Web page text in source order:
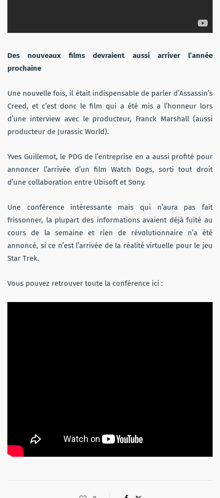
Des nouveaux films devraient aussi arriver l’année
prochaine
Une nouvelle fois, il était indispensable de parler d’Assassin’s
Creed, et c’est donc le film qui a été mis a l’honneur lors
d’une interview avec le producteur, Franck Marshall (aussi
producteur de Jurassic World).
Yves Guillemot, le PDG de l’entreprise en a aussi profité pour
annoncer l’arrivée d’un film Watch Dogs, sorti tout droit
d’une collaboration entre Ubisoft et Sony.
Une conférence intéressante mais qui n’aura pas fait
frissonner, la plupart des informations avaient déjà fuité au
cours de la semaine et rien de révolutionnaire n’a été
annoncé, si ce n’est l’arrivée de la réalité virtuelle pour le jeu
Star Trek.
Vous pouvez retrouver toute la conférence ici :